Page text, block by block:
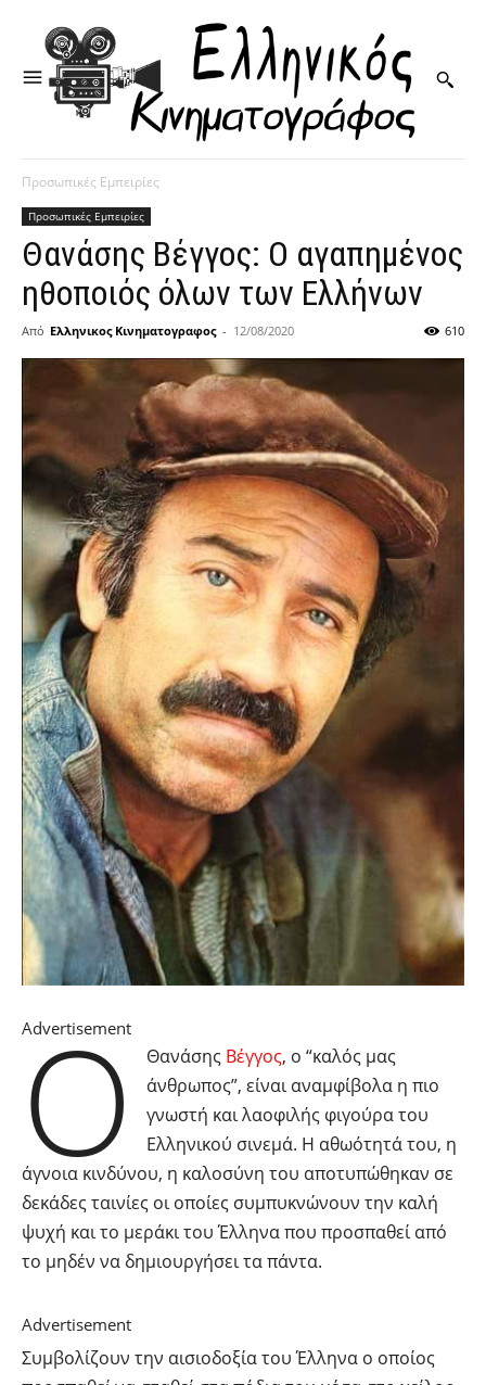
Προσωπικές Εμπειρίες
Προσωπικές Εμπειρίες
Θανάσης Βέγγος: Ο αγαπημένος
ηθοποιός όλων των Ελλήνων
Από Ελληνικος Κινηματογραφος - 12/08/2020 610
Advertisement
Ο Θανάσης Βέγγος, ο “καλός μας
άνθρωπος”, είναι αναμφίβολα η πιο
γνωστή και λαοφιλής φιγούρα του
Ελληνικού σινεμά. Η αθωότητά του, η
άγνοια κινδύνου, η καλοσύνη του αποτυπώθηκαν σε
δεκάδες ταινίες οι οποίες συμπυκνώνουν την καλή
ψυχή και το μεράκι του Έλληνα που προσπαθεί από
το μηδέν να δημιουργήσει τα πάντα.
Advertisement
Συμβολίζουν την αισιοδοξία του Έλληνα ο οποίος